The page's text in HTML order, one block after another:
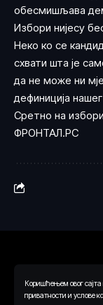
Коришћењем овог
приватности и услове
обесмишљава
Избори нијесу
Неко ко се
схвати шта је
да не може ни
дефиниција
Сретно на
ФРОНТАЛ.РС
© 2024 Ауторска